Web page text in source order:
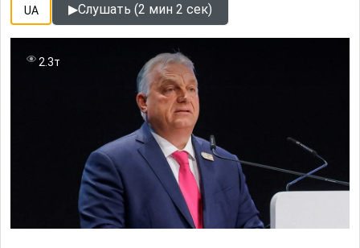
UA ▶Слушать (2 мин 2 сек)
2.3т